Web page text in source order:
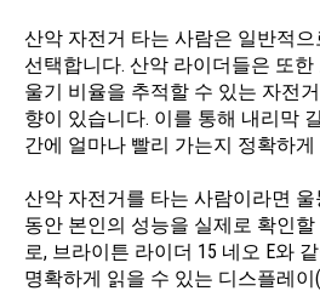
산악 자전거 타는 사람은 일반적
선택합니다. 산악 라이더들은 또
울기 비율을 추적할 수 있는 자전
향이 있습니다. 이를 통해 내리막
간에 얼마나 빨리 가는지 정확하게
산악 자전거를 타는 사람이라면
동안 본인의 성능을 실제로 확인
로, 브라이튼 라이더 15 네오 E와
명확하게 읽을 수 있는 디스플레